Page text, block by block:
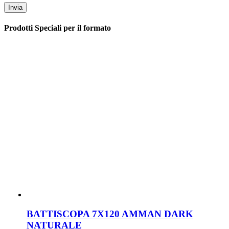
Prodotti Speciali per il formato
BATTISCOPA 7X120 AMMAN DARK
NATURALE